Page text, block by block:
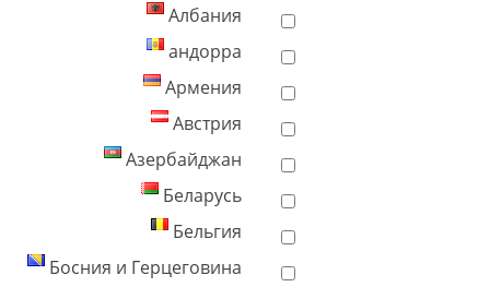
Албания
андорра
Армения
Австрия
Азербайджан
Беларусь
Бельгия
Босния и Герцеговина